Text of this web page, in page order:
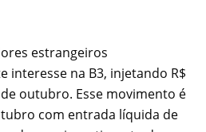
estrangeiros
interesse na B3, injetando R$
outubro. Esse movimento é
com entrada líquida de